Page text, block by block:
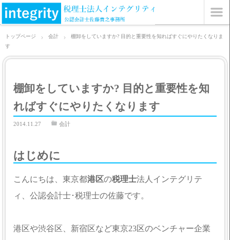
トップページ 会計
棚卸をしていますか? 目的と重要性を知ればすぐにやりたくなりま
す
棚卸をしていますか? 目的と重要性を知
ればすぐにやりたくなります
2014.11.27 会計
はじめに
こんにちは、東京都港区の税理士法人インテグリテ
ィ、公認会計士･税理士の佐藤です。
港区や渋谷区、新宿区など東京23区のベンチャー企業